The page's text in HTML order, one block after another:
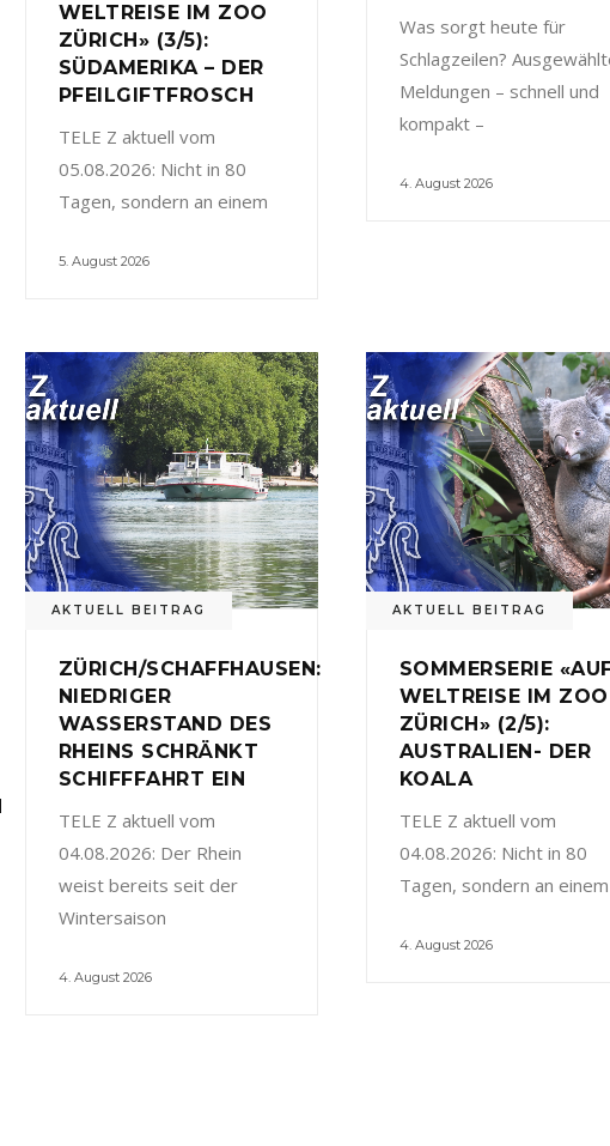
WELTREISE IM ZOO
ZÜRICH» (3/5):
SÜDAMERIKA – DER
PFEILGIFTFROSCH
TELE Z aktuell vom
05.08.2026: Nicht in 80
Tagen, sondern an einem
5. August 2026
Was sorgt heute für
Schlagzeilen?
Meldungen – schnell und
kompakt –
4. August 2026
AKTUELL BEITRAG
ZÜRICH/SCHAFFHAUSEN:
NIEDRIGER
WASSERSTAND DES
RHEINS SCHRÄNKT
SCHIFFFAHRT EIN
TELE Z aktuell vom
04.08.2026: Der Rhein
weist bereits seit der
Wintersaison
4. August 2026
AKTUELL BEITRAG
SOMMERSERIE
WELTREISE IM ZOO
ZÜRICH» (2/5):
AUSTRALIEN- DER
KOALA
TELE Z aktuell vom
04.08.2026: Nicht in 80
Tagen, sondern an einem
4. August 2026